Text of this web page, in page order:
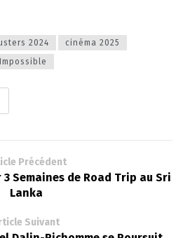
2024
cinéma 2025
Précédent
Semaines de Road Trip au Sri
Lanka
Suivant